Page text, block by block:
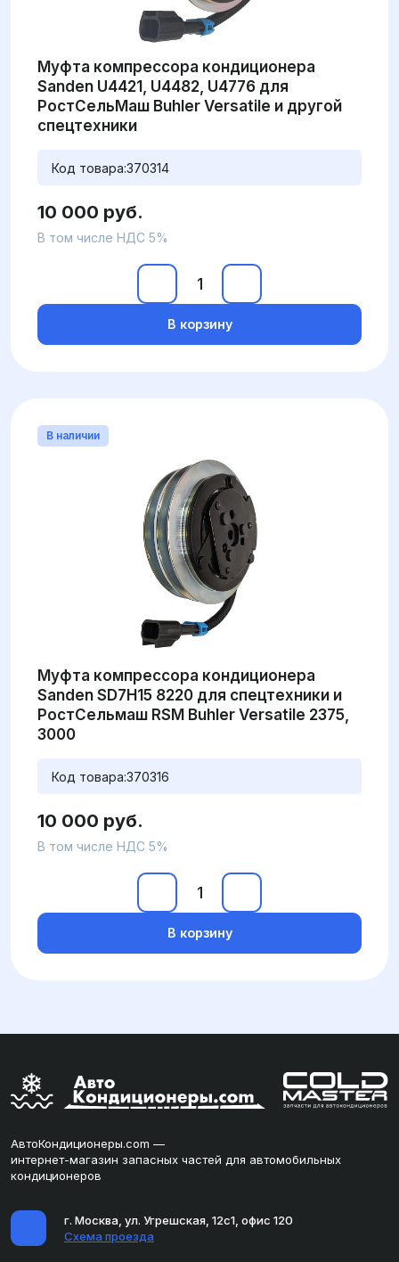
Муфта компрессора кондиционера
Sanden U4421, U4482, U4776 для
РостСельМаш Buhler Versatile и другой
спецтехники
Код товара:370314
10 000 руб.
В том числе НДС 5%
В корзину
В наличии
Муфта компрессора кондиционера
Sanden SD7H15 8220 для спецтехники и
РостСельмаш RSM Buhler Versatile 2375,
3000
Код товара:370316
10 000 руб.
В том числе НДС 5%
В корзину
АвтоКондиционеры.com —
интернет-магазин запасных частей для автомобильных
кондиционеров
г. Москва, ул. Угрешская, 12с1, офис 120
Схема проезда